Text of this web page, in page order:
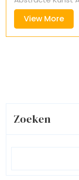
View MoreView
More
Zoeken